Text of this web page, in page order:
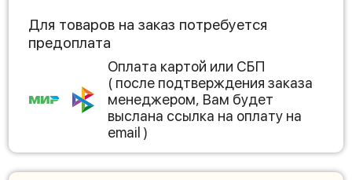
Для товаров на заказ потребуется
предоплата
Оплата картой или СБП
( после подтверждения заказа
менеджером, Вам будет
выслана ссылка на оплату на
email )